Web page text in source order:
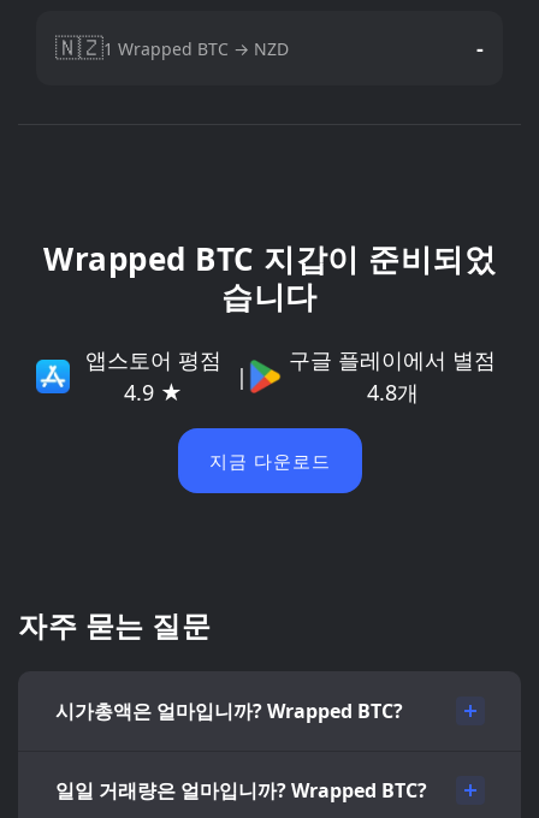
🇳🇿1 Wrapped BTC → NZD -
Wrapped BTC 지갑이 준비되었
습니다
앱스토어 평점
4.9 ★
|
구글 플레이에서 별점
4.8개
지금 다운로드
자주 묻는 질문
시가총액은 얼마입니까? Wrapped BTC?
일일 거래량은 얼마입니까? Wrapped BTC?